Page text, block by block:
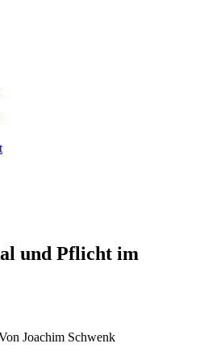
und Pflicht im
Joachim Schwenk